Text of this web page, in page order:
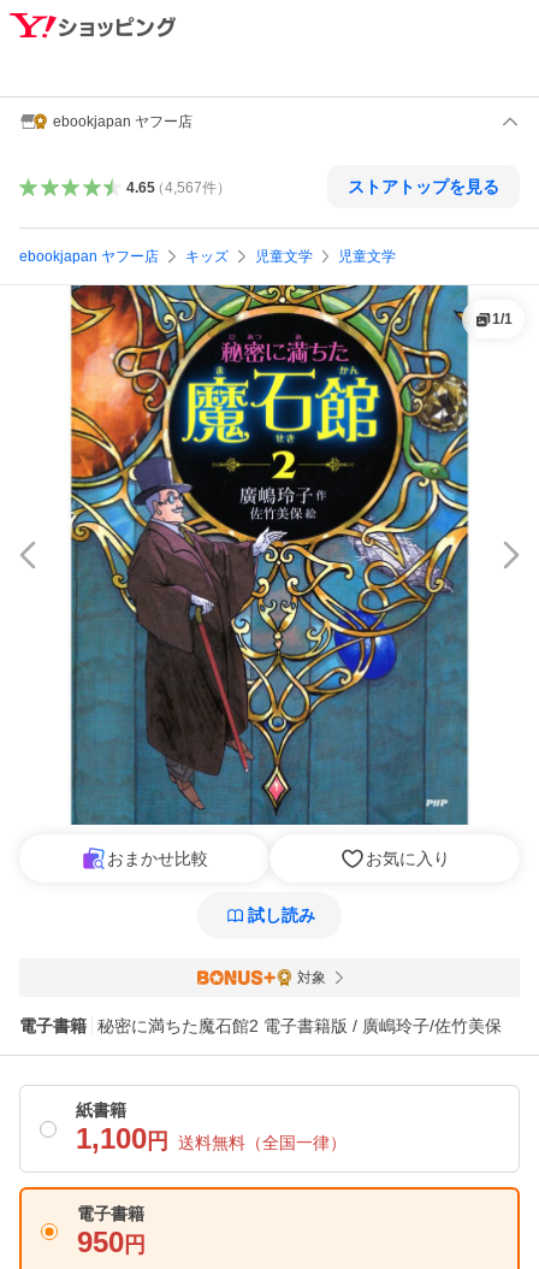
ebookjapan ヤフー店
4.65（4,567件） ストアトップを見る
ebookjapan ヤフー店 キッズ 児童文学 児童文学
1/1
おまかせ比較 お気に入り
試し読み
対象
電子書籍 秘密に満ちた魔石館2 電子書籍版 / 廣嶋玲子/佐竹美保
紙書籍
1,100 円 送料無料 （全国一律）
電子書籍
950 円